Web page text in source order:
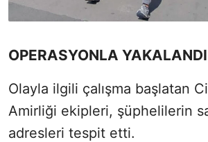
OPERASYONLA
Olayla ilgili çalışma başlatan
Amirliği ekipleri, şüphelilerin
adresleri tespit etti.